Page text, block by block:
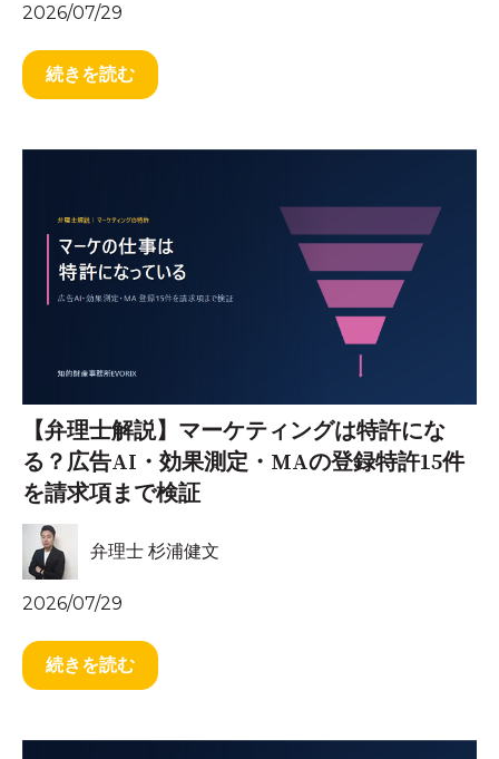
2026/07/29
続きを読む
【弁理士解説】マーケティングは特許にな
る？広告AI・効果測定・MAの登録特許15件
を請求項まで検証
弁理士 杉浦健文
2026/07/29
続きを読む